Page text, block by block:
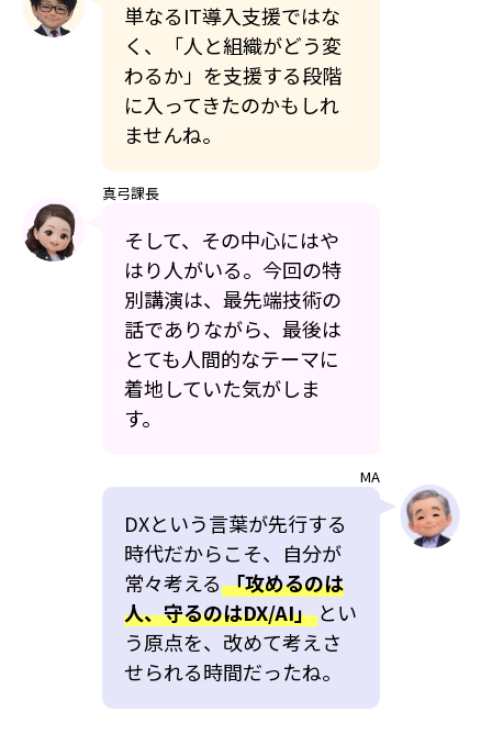
単なるIT導入支援ではな
く、「人と組織がどう変
わるか」を支援する段階
に入ってきたのかもしれ
ませんね。
真弓課長
そして、その中心にはや
はり人がいる。今回の特
別講演は、最先端技術の
話でありながら、最後は
とても人間的なテーマに
着地していた気がしま
す。
MA
DXという言葉が先行する
時代だからこそ、自分が
常々考える「攻めるのは
人、守るのはDX/AI」 とい
う原点を、改めて考えさ
せられる時間だったね。